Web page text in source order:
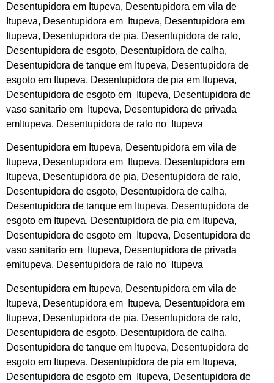
Desentupidora em Itupeva, Desentupidora em vila de
Itupeva, Desentupidora em Itupeva, Desentupidora em
Itupeva, Desentupidora de pia, Desentupidora de ralo,
Desentupidora de esgoto, Desentupidora de calha,
Desentupidora de tanque em Itupeva, Desentupidora de
esgoto em Itupeva, Desentupidora de pia em Itupeva,
Desentupidora de esgoto em Itupeva, Desentupidora de
vaso sanitario em Itupeva, Desentupidora de privada
emItupeva, Desentupidora de ralo no Itupeva
Desentupidora em Itupeva, Desentupidora em vila de
Itupeva, Desentupidora em Itupeva, Desentupidora em
Itupeva, Desentupidora de pia, Desentupidora de ralo,
Desentupidora de esgoto, Desentupidora de calha,
Desentupidora de tanque em Itupeva, Desentupidora de
esgoto em Itupeva, Desentupidora de pia em Itupeva,
Desentupidora de esgoto em Itupeva, Desentupidora de
vaso sanitario em Itupeva, Desentupidora de privada
emItupeva, Desentupidora de ralo no Itupeva
Desentupidora em Itupeva, Desentupidora em vila de
Itupeva, Desentupidora em Itupeva, Desentupidora em
Itupeva, Desentupidora de pia, Desentupidora de ralo,
Desentupidora de esgoto, Desentupidora de calha,
Desentupidora de tanque em Itupeva, Desentupidora de
esgoto em Itupeva, Desentupidora de pia em Itupeva,
Desentupidora de esgoto em Itupeva, Desentupidora de